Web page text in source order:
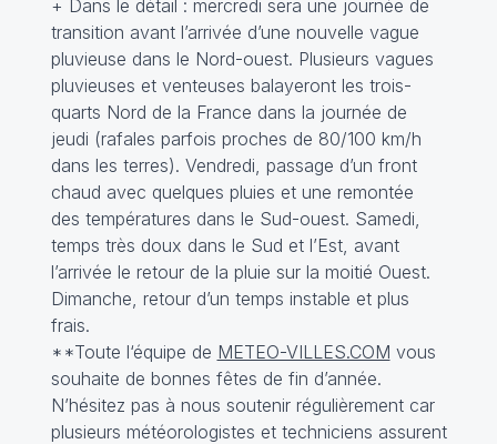
+ Dans le détail : mercredi sera une journée de
transition avant l’arrivée d’une nouvelle vague
pluvieuse dans le Nord-ouest. Plusieurs vagues
pluvieuses et venteuses balayeront les trois-
quarts Nord de la France dans la journée de
jeudi (rafales parfois proches de 80/100 km/h
dans les terres). Vendredi, passage d’un front
chaud avec quelques pluies et une remontée
des températures dans le Sud-ouest. Samedi,
temps très doux dans le Sud et l’Est, avant
l’arrivée le retour de la pluie sur la moitié Ouest.
Dimanche, retour d’un temps instable et plus
frais.
**Toute l‘équipe de METEO-VILLES.COM vous
souhaite de bonnes fêtes de fin d’année.
N’hésitez pas à nous soutenir régulièrement car
plusieurs météorologistes et techniciens assurent